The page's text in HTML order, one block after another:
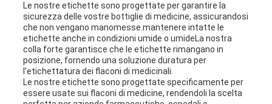
Le nostre etichette sono progettate per garantire la
sicurezza delle vostre bottiglie di medicine, assicurandosi
che non vengano manomesse.mantenere intatte le
etichette anche in condizioni umide o umideLa nostra
colla forte garantisce che le etichette rimangano in
posizione, fornendo una soluzione duratura per
l'etichettatura dei flaconi di medicinali.
Le nostre etichette sono progettate specificamente per
essere usate sui flaconi di medicine, rendendoli la scelta